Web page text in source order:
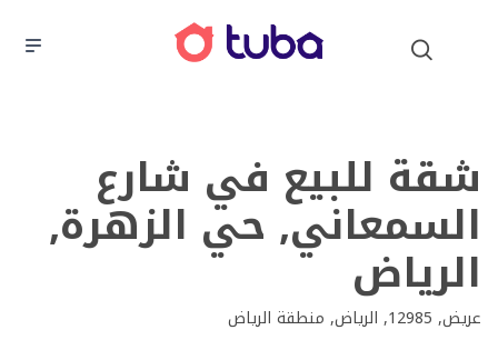
شقة للبيع في شارع
السمعاني, حي الزهرة,
الرياض
عريض, 12985, الرياض, منطقة الرياض